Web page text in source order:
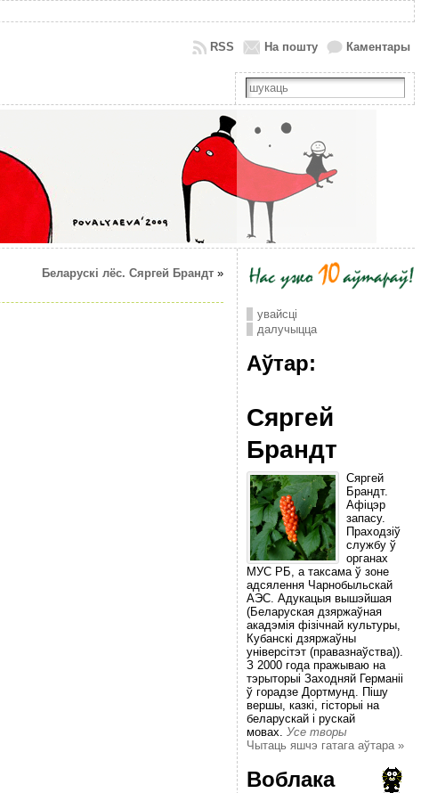
Каментары
На пошту
RSS
Беларускi лёс. Сяргей Брандт»
увайсці
далучыцца
Аўтар:
Сяргей
Брандт
Сяргей
Брандт.
Афіцэр
запасу.
Праходзіў
службу ў
органах
МУС РБ, а таксама ў зоне
адсялення Чарнобыльскай
АЭС. Адукацыя вышэйшая
(Беларуская дзяржаўная
акадэмія фізічнай культуры,
Кубанскі дзяржаўны
універсітэт (правазнаўства)).
З 2000 года пражываю на
тэрыторыі Заходняй Германіі
ў горадзе Дортмунд. Пішу
вершы, казкі, гісторыі на
беларускай і рускай
мовах. Усе творы
Чытаць яшчэ гатага аўтара »
Воблака